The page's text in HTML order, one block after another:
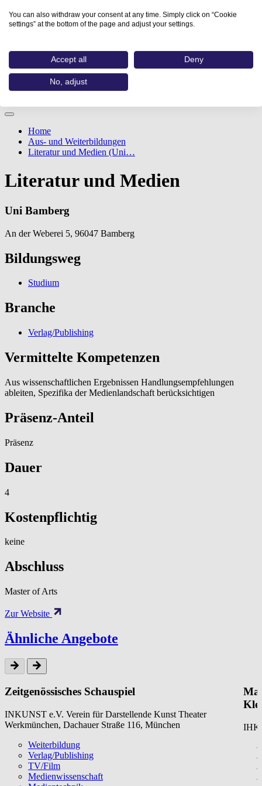
Home
Aus- und Weiterbildungen
Literatur und Medien (Uni…
Literatur und Medien
Uni Bamberg
An der Weberei 5, 96047 Bamberg
Bildungsweg
Studium
Branche
Verlag/Publishing
Vermittelte Kompetenzen
Aus wissenschaftlichen Ergebnissen Handlungsempfehlungen
ableiten, Spezifika der Medienlandschaft berücksichtigen
Präsenz-Anteil
Präsenz
Dauer
4
Kostenpflichtig
keine
Abschluss
Master of Arts
Zur Website
Ähnliche Angebote
Zeitgenössisches Schauspiel
INKUNST e.V. Verein für Darstellende Kunst Theater
Werkmünchen, Dachauer Straße 116, München
Weiterbildung
Verlag/Publishing
TV/Film
Medienwissenschaft
IHK
You can also withdraw your consent at any time. Simply click on “Cookie
settings” at the bottom of the page and adjust your settings.
Accept all Deny
No, adjust